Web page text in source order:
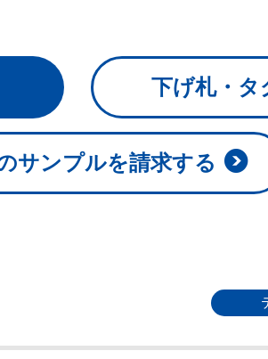
下げ札・タ
サンプルを請求する